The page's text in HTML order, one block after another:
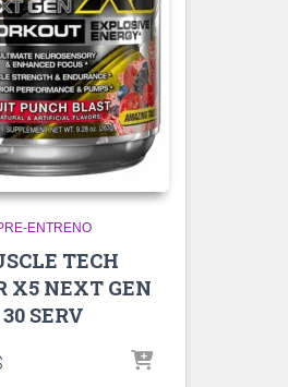
ENTRENO
TECH
X5 NEXT GEN
30 SERV